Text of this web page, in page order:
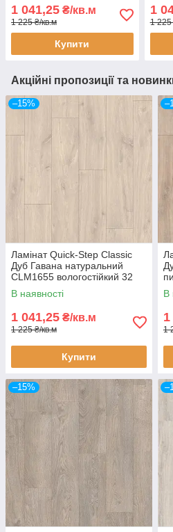
1 041,25 ₴/кв.м
1 225 ₴/кв.м
Купити
1
1 225
Акційні пропозиції та
–15%
Ламінат Quick-Step Classic
Дуб Гавана натуральний
CLM1655 вологостійкий 32
клас 8 мм з фаскою
В наявності
1 041,25 ₴/кв.м
1 225 ₴/кв.м
Купити
В
1
–15%